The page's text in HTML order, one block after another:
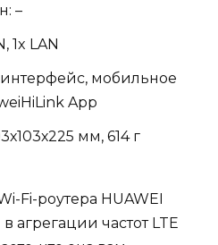
–
1x LAN
мобильное
App
мм, 614 г
Fi-роутера HUAWEI
агрегации частот LTE